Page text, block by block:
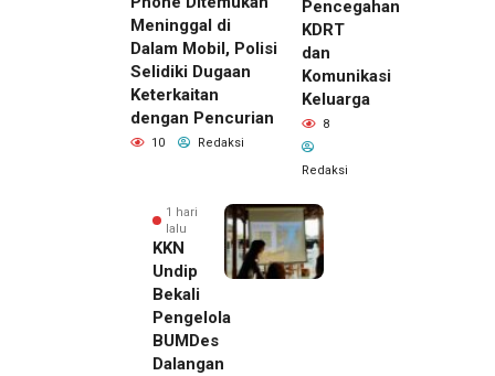
Meninggal di
Dalam Mobil, Polisi
Selidiki Dugaan
Keterkaitan
dengan Pencurian
10 Redaksi
Pencegahan
KDRT
dan
Komunikasi
Keluarga
8
Redaksi
1 hari
lalu
KKN
Undip
Bekali
Pengelola
BUMDes
Dalangan